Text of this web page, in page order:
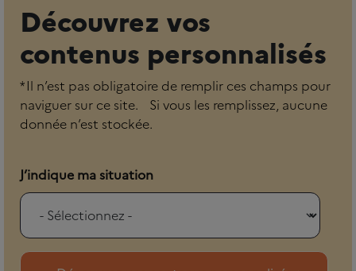
Découvrez vos
contenus personnalisés
* Il n’est pas obligatoire de remplir ces champs pour
naviguer sur ce site. Si vous les remplissez, aucune
donnée n’est stockée.
J’indique ma situation